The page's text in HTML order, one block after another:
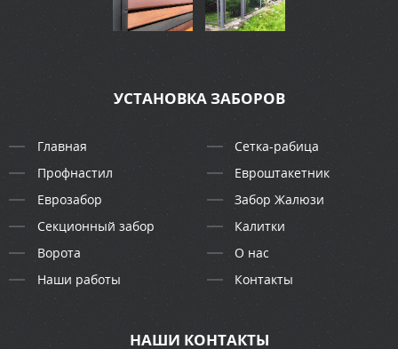
УСТАНОВКА ЗАБОРОВ
Главная
Сетка-рабица
Профнастил
Евроштакетник
Еврозабор
Забор Жалюзи
Секционный забор
Калитки
Ворота
О нас
Наши работы
Контакты
НАШИ КОНТАКТЫ